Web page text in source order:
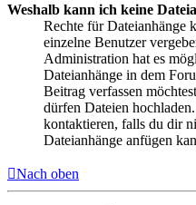
Weshalb kann ich keine
Rechte für Dateianhänge
einzelne Benutzer
Administration hat es
Dateianhänge in dem
Beitrag verfassen
dürfen Dateien
kontaktieren, falls du dir
Dateianhänge anfügen
Nach oben